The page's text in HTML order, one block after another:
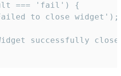
=== 'fail') {
to close widget');
successfully